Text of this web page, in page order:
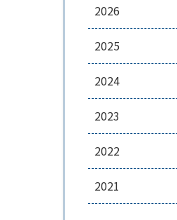
2026
2025
2024
2023
2022
2021